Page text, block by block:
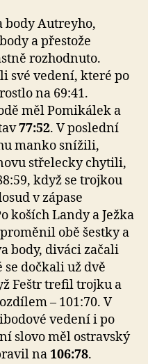
body Autreyho,
a přestože
rozhodnuto.
své vedení, které po
na 69:41.
měl Pomikálek a
77:52. V poslední
manko snížili,
střelecky chytili,
když se trojkou
v zápase
koších Landy a Ježka
obě šestky a
body, diváci začali
se dočkali už dvě
Feštr trefil trojku a
– 101:70. V
vedení i po
slovo měl ostravský
na106:78.